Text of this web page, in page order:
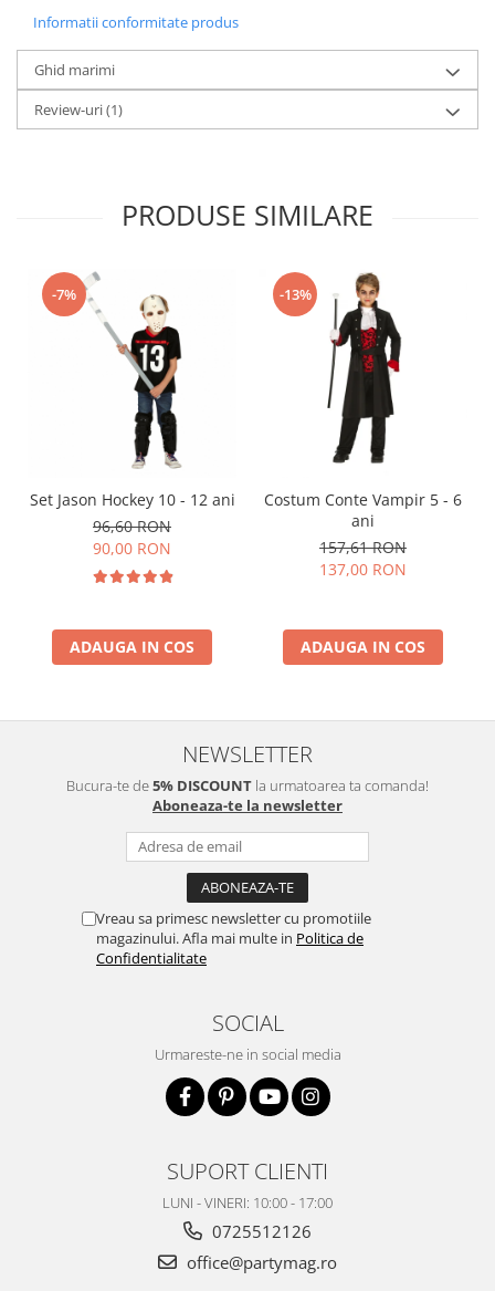
Informatii conformitate produs
Ghid marimi
Review-uri(1)
PRODUSE SIMILARE
-7%
Set Jason Hockey 10 - 12 ani
96,60 RON
90,00 RON
ADAUGA IN COS
-13%
Costum Conte Vampir 5 - 6
ani
157,61 RON
137,00 RON
ADAUGA IN COS
NEWSLETTER
Bucura-te de5% DISCOUNT la urmatoarea ta comanda!
Aboneaza-te la newsletter
Vreau sa primesc newsletter cu promotiile
magazinului. Afla mai multe in Politica de
Confidentialitate
SOCIAL
Urmareste-ne in social media
SUPORT CLIENTI
LUNI - VINERI: 10:00 - 17:00
0725512126
office@partymag.ro